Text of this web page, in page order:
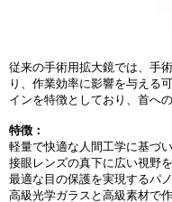
従来の手術用拡大鏡では、手
り、作業効率に影響を与える
インを特徴としており、首へ
特徴：
軽量で快適な人間工学に基づい
接眼レンズの真下に広い視野を
最適な目の保護を実現するパ
高級光学ガラスと高級素材で